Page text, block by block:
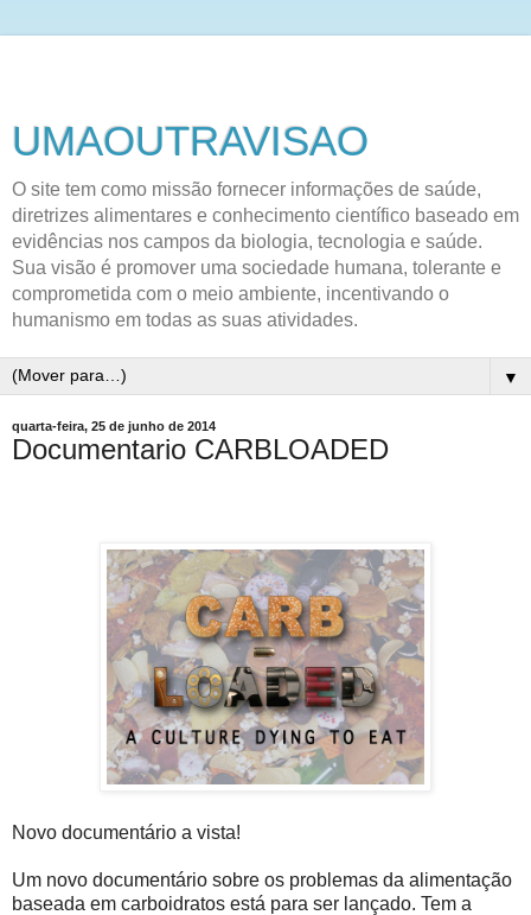
UMAOUTRAVISAO
O site tem como missão fornecer informações de saúde,
diretrizes alimentares e conhecimento científico baseado em
evidências nos campos da biologia, tecnologia e saúde.
Sua visão é promover uma sociedade humana, tolerante e
comprometida com o meio ambiente, incentivando o
humanismo em todas as suas atividades.
▼
quarta-feira, 25 de junho de 2014
Documentario CARBLOADED
Novo documentário a vista!
Um novo documentário sobre os problemas da alimentação
baseada em carboidratos está para ser lançado. Tem a